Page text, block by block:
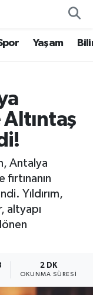
Yaşam
Antalya
Yıldırım,
altyapı
2 DK
OKUNMA SÜRESI